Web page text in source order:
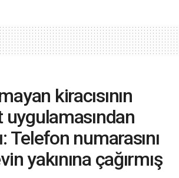
kiracısının
uygulamasından
Telefon numarasını
yakınına çağırmış